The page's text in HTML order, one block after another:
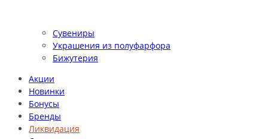
Сувениры
Украшения из полуфарфора
Бижутерия
Акции
Новинки
Бонусы
Бренды
Ликвидация